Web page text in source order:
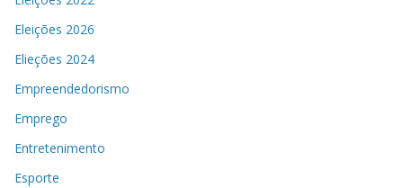
Eleições 2026
Elieções 2024
Empreendedorismo
Emprego
Entretenimento
Esporte